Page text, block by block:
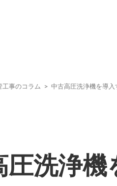
工事のコラム 中古高圧洗浄機を導入
圧洗浄